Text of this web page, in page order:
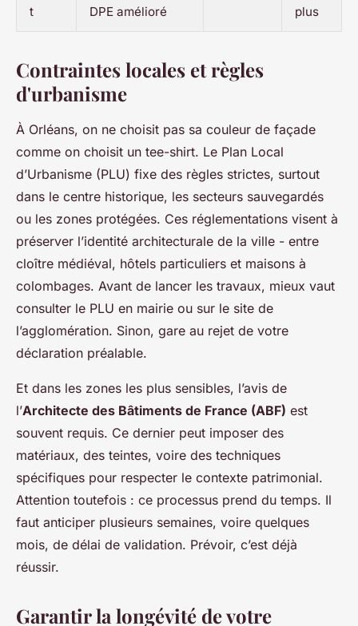
t
DPE amélioré
plus
Contraintes locales et règles
d'urbanisme
À Orléans, on ne choisit pas sa couleur de façade
comme on choisit un tee-shirt. Le Plan Local
d’Urbanisme (PLU) fixe des règles strictes, surtout
dans le centre historique, les secteurs sauvegardés
ou les zones protégées. Ces réglementations visent à
préserver l’identité architecturale de la ville - entre
cloître médiéval, hôtels particuliers et maisons à
colombages. Avant de lancer les travaux, mieux vaut
consulter le PLU en mairie ou sur le site de
l’agglomération. Sinon, gare au rejet de votre
déclaration préalable.
Et dans les zones les plus sensibles, l’avis de
l’Architecte des Bâtiments de France (ABF) est
souvent requis. Ce dernier peut imposer des
matériaux, des teintes, voire des techniques
spécifiques pour respecter le contexte patrimonial.
Attention toutefois : ce processus prend du temps. Il
faut anticiper plusieurs semaines, voire quelques
mois, de délai de validation. Prévoir, c’est déjà
réussir.
Garantir la longévité de votre